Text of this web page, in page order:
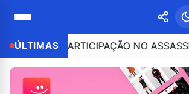
ÚLTIMAS
PARTICIPAÇÃO NO ASSASSINATO